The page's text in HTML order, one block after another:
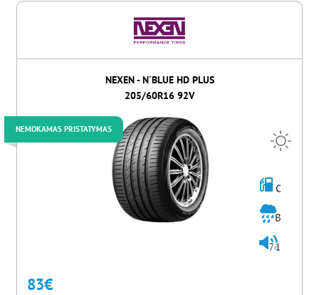
NEXEN - N´BLUE HD PLUS
205/60R16 92V
NEMOKAMAS PRISTATYMAS
C
B
71
83€